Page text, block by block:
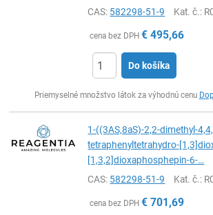
CAS: 582298-51-9 Kat. č.:
cena bez DPH € 495,66
Do košíka
Priemyselné množstvo látok za výhodnú cenu
1-((3AS,8aS)-2,2-dimethyl-
tetraphenyltetrahydro-
[1,3,2]dioxaphosphepin-6-…
CAS: 582298-51-9 Kat. č.:
cena bez DPH € 701,69